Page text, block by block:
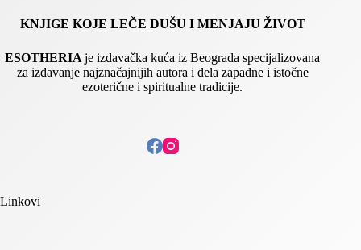
KNJIGE KOJE LEČE DUŠU I MENJAJU ŽIVOT
ESOTHERIAje izdavačka kuća iz Beograda specijalizovana
za izdavanje najznačajnijih autora i dela zapadne i istočne
ezoterične i spiritualne tradicije.
Linkovi